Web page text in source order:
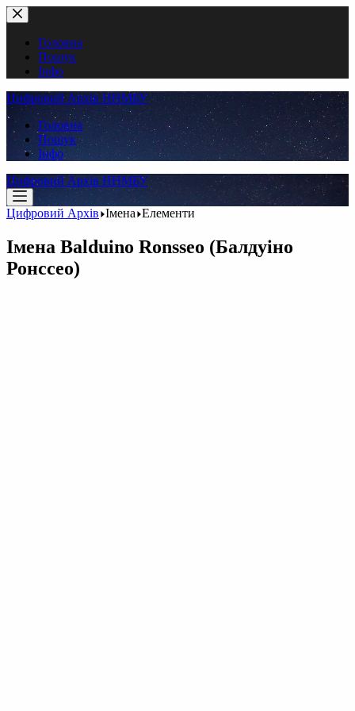
Перейти
до
вмістуГоловна
Пошук
Інфо
Цифровий Архів ННМБУ
Головна
Пошук
Інфо
Цифровий Архів ННМБУ
Цифровий Архів Імена Елементи
Імена Balduino Ronsseo (Балдуіно
Ронссео)